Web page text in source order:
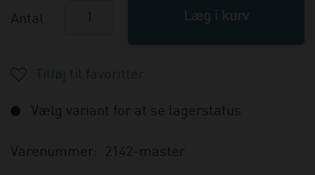
Antal
Vælg variant for at se lagerstatus
Varenummer: 2142-master